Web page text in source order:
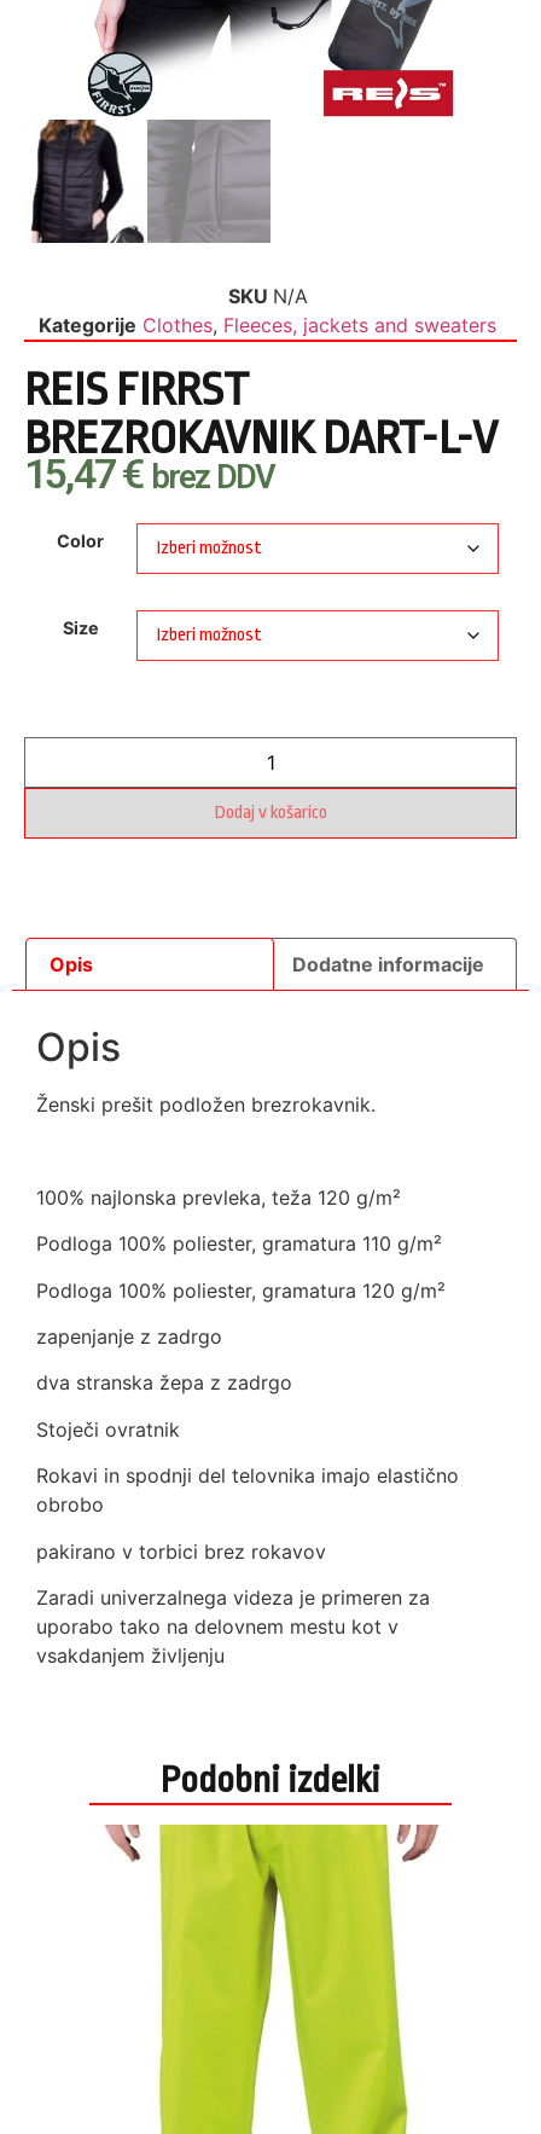
SKU N/A
Kategorije Clothes, Fleeces, jackets and sweaters
REIS FIRRST
BREZROKAVNIK DART-L-V
15,47€ brez DDV
Color
Size
Dodaj v košarico
Opis Dodatne informacije
Opis
Ženski prešit podložen brezrokavnik.
100% najlonska prevleka, teža 120 g/m²
Podloga 100% poliester, gramatura 110 g/m²
Podloga 100% poliester, gramatura 120 g/m²
zapenjanje z zadrgo
dva stranska žepa z zadrgo
Stoječi ovratnik
Rokavi in ​​spodnji del telovnika imajo elastično
obrobo
pakirano v torbici brez rokavov
Zaradi univerzalnega videza je primeren za
uporabo tako na delovnem mestu kot v
vsakdanjem življenju
Podobni izdelki